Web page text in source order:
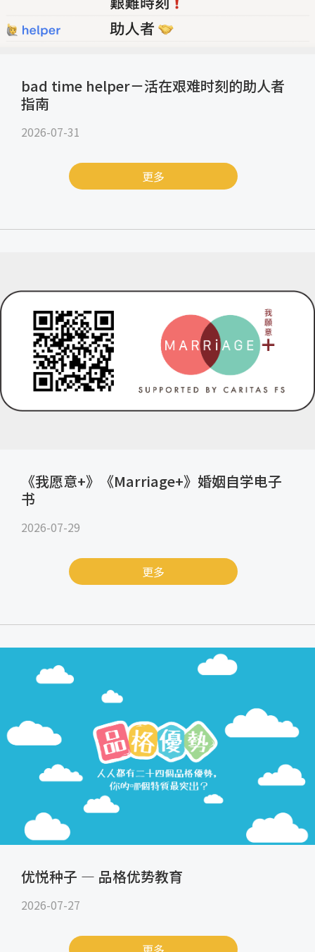
bad time helper－活在艰难时刻的助人者
指南
2026-07-31
更多
《我愿意+》《Marriage+》婚姻自学电子
书
2026-07-29
更多
优悦种子 — 品格优势教育
2026-07-27